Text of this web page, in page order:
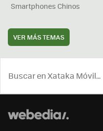
Smartphones Chinos
VER MÁS TEMAS